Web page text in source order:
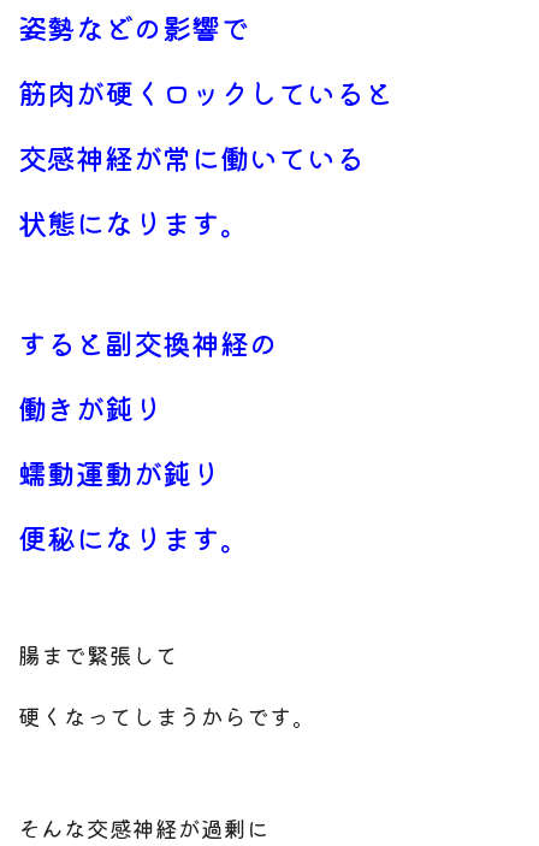
姿勢などの影響で
筋肉が硬くロックしていると
交感神経が常に働いている
状態になります。
すると副交換神経の
働きが鈍り
蠕動運動が鈍り
便秘になります。
腸まで緊張して
硬くなってしまうからです。
そんな交感神経が過剰に